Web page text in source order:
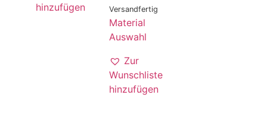
hinzufügen
Versandfertig
Material
Auswahl
Zur
Wunschliste
hinzufügen